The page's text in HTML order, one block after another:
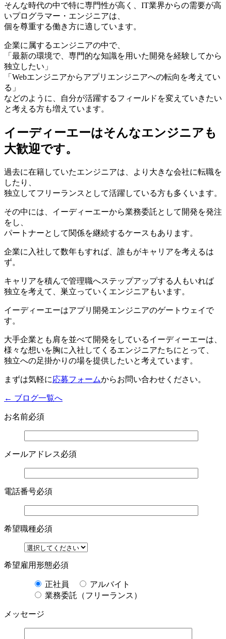
そんな時代の中で特に専門性が高く、IT業界からの需要が高
いプログラマー・エンジニアは、
個を尊重する働き方に適しています。
企業に属するエンジニアの中で、
「最新の環境で、専門的な知識を用いた開発を経験してから
独立したい」
「Webエンジニアからアプリエンジニアへの転向を考えてい
る」
などのように、自分が活躍するフィールドを変えていきたい
と考える方も増えています。
イーディーエーはそんなエンジニアも
大歓迎です。
過去に在籍していたエンジニアは、より大きな会社に転職を
したり、
独立してフリーランスとして活躍している方も多くいます。
その中には、イーディーエーから業務委託として開発を発注
をし、
パートナーとして関係を継続するケースもあります。
企業に入社して数年もすれば、誰もがキャリアを考えるは
ず。
キャリアを積んで管理職へステップアップする人もいれば
独立を考えて、巣立っていくエンジニアもいます。
イーディーエーはアプリ開発エンジニアのゲートウェイで
す。
大手企業とも肩を並べて開発をしているイーディーエーは、
様々な想いを胸に入社してくるエンジニアたちにとって、
独立への足掛かりの場を提供したいと考えています。
まずは気軽に応募フォームからお問い合わせください。
← ブログ一覧へ
お名前必須
メールアドレス必須
電話番号必須
希望職種必須
希望雇用形態必須
正社員
アルバイト
業務委託（フリーランス）
メッセージ